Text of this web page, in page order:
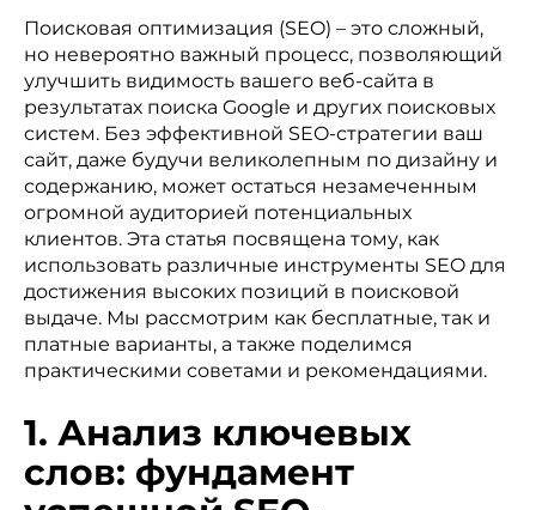
Поисковая оптимизация (SEO) – это сложный,
но невероятно важный процесс, позволяющий
улучшить видимость вашего веб-сайта в
результатах поиска Google и других поисковых
систем. Без эффективной SEO-стратегии ваш
сайт, даже будучи великолепным по дизайну и
содержанию, может остаться незамеченным
огромной аудиторией потенциальных
клиентов. Эта статья посвящена тому, как
использовать различные инструменты SEO для
достижения высоких позиций в поисковой
выдаче. Мы рассмотрим как бесплатные, так и
платные варианты, а также поделимся
практическими советами и рекомендациями.
1. Анализ ключевых
слов: фундамент